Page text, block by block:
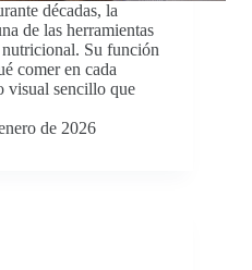
décadas, la
de las herramientas
Su función
comer en cada
visual sencillo que
de 2026